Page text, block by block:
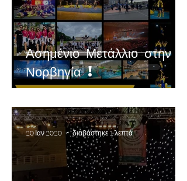
Ασημένιο Μετάλλιο στην
Νορβηγία !
20 Ιαν 2020 διαβάστηκε 1 λεπτά